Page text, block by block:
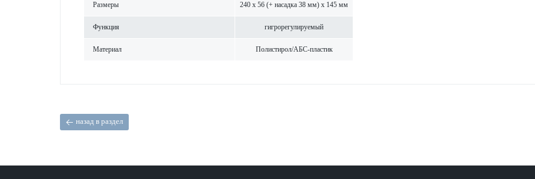
Размеры 240 x 56 (+ насадка 38 мм) x 145 мм
Функция гигро­р­егулируемый
Материал Поли­с­тирол/АБС-пла­стик
назад в раздел